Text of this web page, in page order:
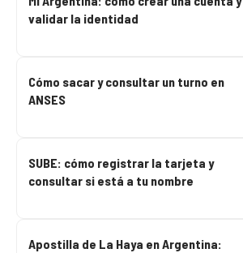
validar la identidad
Cómo sacar y consultar un turno en
ANSES
SUBE: cómo registrar la tarjeta y
consultar si está a tu nombre
Apostilla de La Haya en Argentina: